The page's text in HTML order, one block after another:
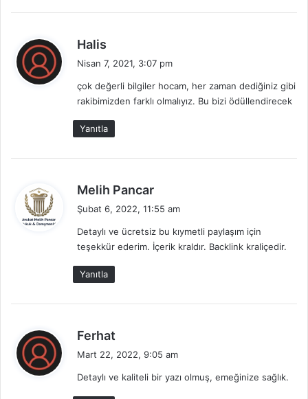
Halis
i
k
i
:
Nisan 7, 2021, 3:07 pm
çok değerli bilgiler hocam, her zaman dediğiniz gibi
rakibimizden farklı olmalıyız. Bu bizi ödüllendirecek
Yanıtla
Melih Pancar
i
k
Şubat 6, 2022, 11:55 am
Detaylı ve ücretsiz bu kıymetli paylaşım için
teşekkür ederim. İçerik kraldır. Backlink kraliçedir.
Yanıtla
Ferhat
i
Mart 22, 2022, 9:05 am
Detaylı ve kaliteli bir yazı olmuş, emeğinize sağlık.